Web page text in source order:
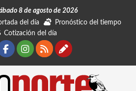
8 de agosto de 2026
del día
Pronóstico del tiempo
Cotización del día
Facebook
Instagram
RSSContáctanos